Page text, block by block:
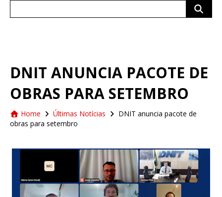
DNIT ANUNCIA PACOTE DE
OBRAS PARA SETEMBRO
Home Últimas Notícias
DNIT anuncia pacote de
obras para setembro